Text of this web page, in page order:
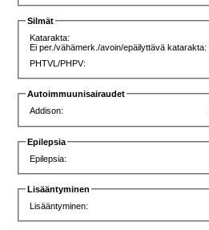
Silmät
Katarakta:
Ei per./vähämerk./avoin/epäilyttävä katarakta:
PHTVL/PHPV:
Autoimmuunisairaudet
Addison:
Epilepsia
Epilepsia:
Lisääntyminen
Lisääntyminen: